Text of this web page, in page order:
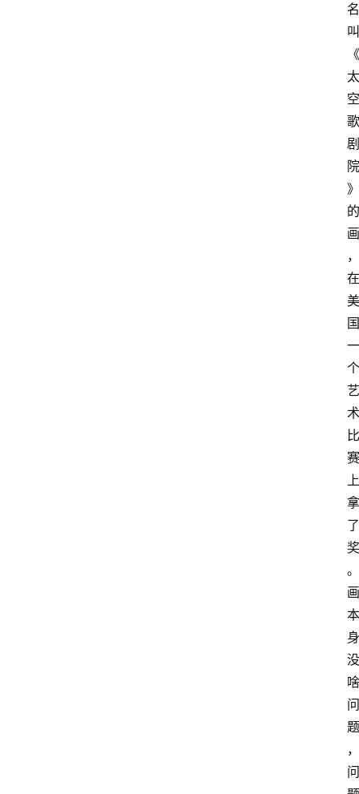
名
叫
《
太
空
歌
剧
院
》
的
画
，
在
美
国
一
个
艺
术
比
赛
上
拿
了
奖
。
画
本
身
没
啥
问
题
，
问